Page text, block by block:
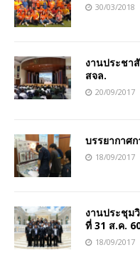
30/03/2018
งานประชา
สจล.
20/09/2017
บรรยากาศ
18/09/2017
งานประชุม
ที่ 31 ส.ค.
18/09/2017